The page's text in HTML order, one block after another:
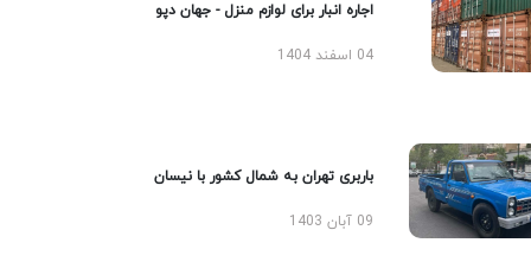
اجاره انبار برای لوازم منزل - جهان دپو
04 اسفند 1404
باربری تهران به شمال کشور با نیسان
09 آبان 1403